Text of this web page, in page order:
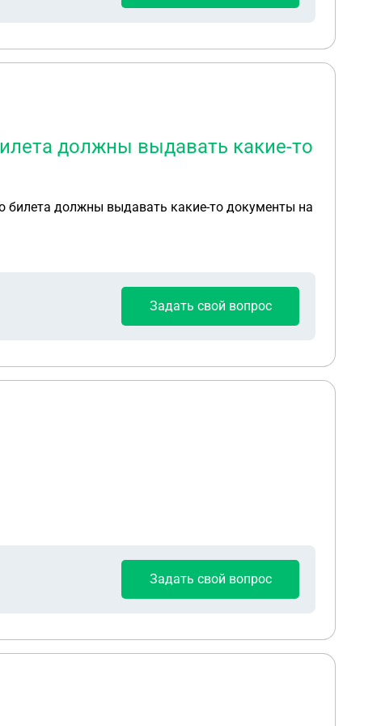
должны выдавать какие-то
билета должны выдавать какие-то документы на
Задать свой вопрос
Задать свой вопрос